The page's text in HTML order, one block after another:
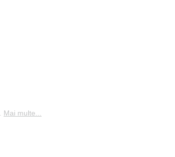
Mai multe...